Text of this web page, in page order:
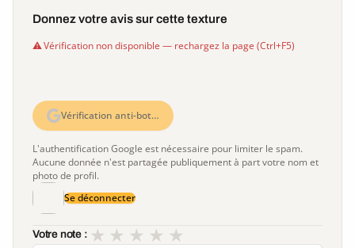
Donnez votre avis sur cette texture
Vérification non disponible — rechargez la page (Ctrl+F5)
Vérification anti-bot…
L'authentification Google est nécessaire pour limiter le spam.
Aucune donnée n'est partagée publiquement à part votre nom et
photo de profil.
Se déconnecter
Votre note : ★
★
★
★
★